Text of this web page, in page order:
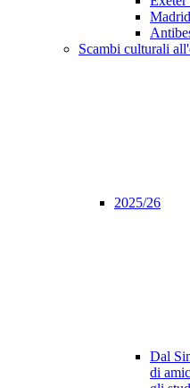
Scambi culturali
2025/26
Dal
di